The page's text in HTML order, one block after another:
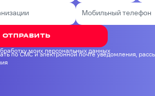
ОТПРАВИТЬ
моих персональных данных
по СМС и электронной почте уведомления,